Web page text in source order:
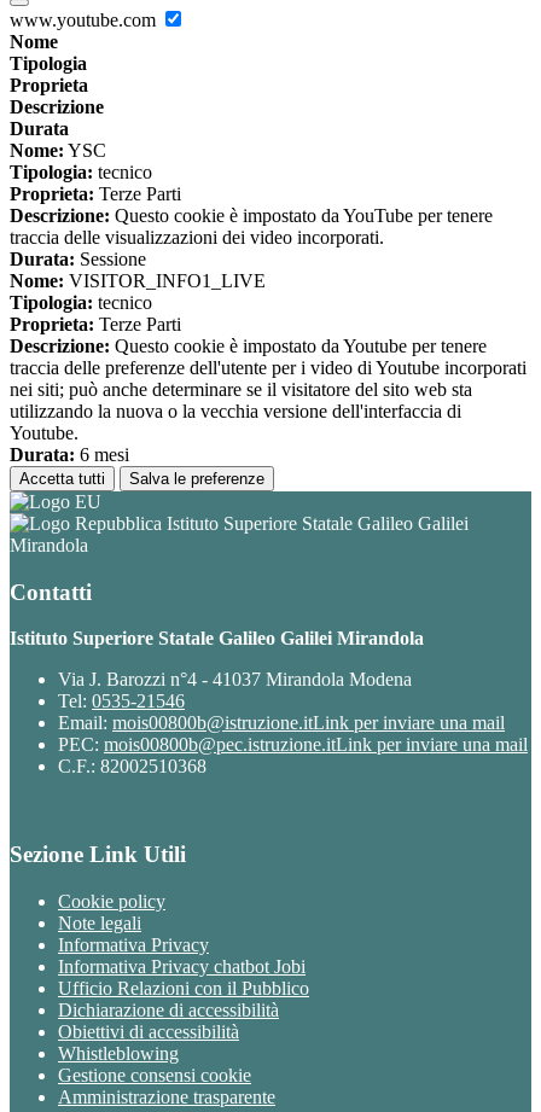
www.youtube.com
Nome
Tipologia
Proprieta
Descrizione
Durata
Nome: YSC
Tipologia: tecnico
Proprieta: Terze Parti
Descrizione: Questo cookie è impostato da YouTube per tenere
traccia delle visualizzazioni dei video incorporati.
Durata: Sessione
Nome: VISITOR_INFO1_LIVE
Tipologia: tecnico
Proprieta: Terze Parti
Descrizione: Questo cookie è impostato da Youtube per tenere
traccia delle preferenze dell'utente per i video di Youtube incorporati
nei siti; può anche determinare se il visitatore del sito web sta
utilizzando la nuova o la vecchia versione dell'interfaccia di
Youtube.
Durata: 6 mesi
Accetta tutti Salva le preferenze
Istituto Superiore Statale Galileo Galilei
Mirandola
Contatti
Istituto Superiore Statale Galileo Galilei Mirandola
Via J. Barozzi n°4 - 41037 Mirandola Modena
Tel: 0535-21546
Email: mois00800b@istruzione.itLink per inviare una mail
PEC: mois00800b@pec.istruzione.itLink per inviare una mail
C.F.: 82002510368
Sezione Link Utili
Cookie policy
Note legali
Informativa Privacy
Informativa Privacy chatbot Jobi
Ufficio Relazioni con il Pubblico
Dichiarazione di accessibilità
Obiettivi di accessibilità
Whistleblowing
Gestione consensi cookie
Amministrazione trasparente